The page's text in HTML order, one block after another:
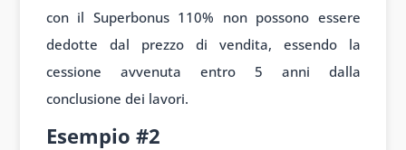
con il Superbonus 110% non possono essere
dedotte dal prezzo di vendita, essendo la
cessione avvenuta entro 5 anni dalla
conclusione dei lavori.
Esempio #2